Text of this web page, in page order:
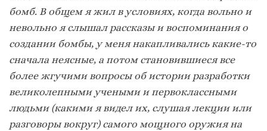
бомб. В общем я жил в условиях, когда вольно и
невольно я слышал рассказы и воспоминания о
создании бомбы, у меня накапливались какие-то
сначала неясные, а потом становившиеся все
более жгучими вопросы об истории разработки
великолепными учеными и первоклассными
людьми (какими я видел их, слушая лекции или
разговоры вокруг) самого мощного оружия на